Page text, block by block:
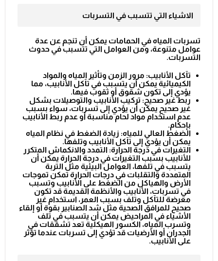
الاشياء التي تتسبب في التسربات
تسربات المياه في الحمامات يمكن أن تنجم عن عدة
عوامل متنوعة، ومن العوامل التي تتسبب في حدوث
التسربات.
تآكل الأنابيب: مرور الزمن وتأثير المياه والمواد
الكيميائية يمكن أن يتسبب في تآكل الأنابيب، مما
يؤدي إلى تكون شقوق أو ثقوب فيها.
ربط غير صحيح: تركيب الأنابيب والتوصيلات بشكل
غير صحيح يمكن أن يؤدي إلى تسربات، سواء بسبب
عدم استخدام مواد لحام مناسبة أو عدم ربط الأنابيب
بإحكام.
الضغط العالي للمياه: زيادة الضغط في نظام المياه
يمكن أن يؤدي إلى تآكل الأنابيب وتلفها.
التغيرات في درجة الحرارة: التمدد والانكماش المتكرر
للأنابيب بسبب التغيرات في درجة الحرارة يمكن أن
يتسبب في تلفها، العوامل البيئية مثل التربة
المتمددة والتقلبات في درجات الحرارة تمكن تموجات
الأرض والهياكل من الضغط على الأنابيب وتسبب
في تسربات، الأنابيب والأنظمة القديمة قد تكون
معرضة للتآكل وتلف بسبب العمر، استخدام غير
صحيح للمرافق الصحية مثل شد الصنابير بقوة أو إلقاء
الأشياء في المراحيض يمكن أن يتسبب في تلف
وتسرب المياه، الكسور الهيكلية تعد تشققات في
الجدران أو الأرضيات قد تؤدي إلى تسربات عندما تؤثر
على الأنابيب.